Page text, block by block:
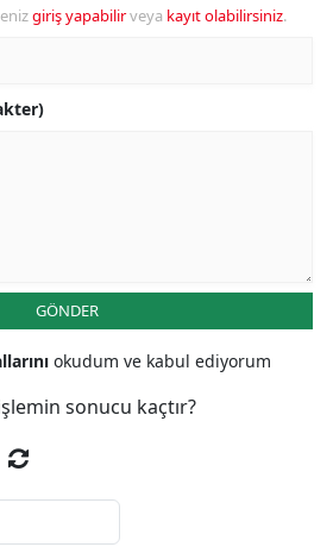
giriş yapabilirveya kayıt olabilirsiniz.
GÖNDER
okudum ve kabul ediyorum
sonucu kaçtır?